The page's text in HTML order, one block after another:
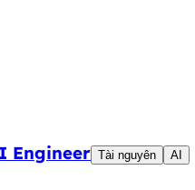
Engineer Tài nguyên
AI